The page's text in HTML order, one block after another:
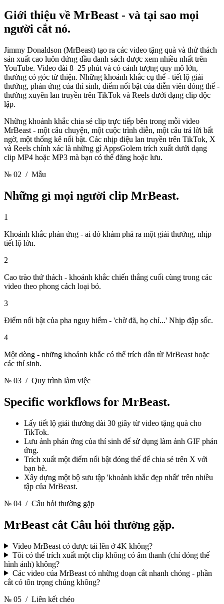
Giới thiệu về MrBeast - và tại sao mọi
người cắt nó.
Jimmy Donaldson (MrBeast) tạo ra các video tặng quà và thử thách
sản xuất cao luôn đứng đầu danh sách được xem nhiều nhất trên
YouTube. Video dài 8–25 phút và có cảnh tượng quy mô lớn,
thường có góc từ thiện. Những khoảnh khắc cụ thể - tiết lộ giải
thưởng, phản ứng của thí sinh, điểm nổi bật của diễn viên đóng thế -
thường xuyên lan truyền trên TikTok và Reels dưới dạng clip độc
lập.
Những khoảnh khắc chia sẻ clip trực tiếp bên trong mỗi video
MrBeast - một câu chuyện, một cuộc trình diễn, một câu trả lời bất
ngờ, một thống kê nổi bật. Các nhịp điệu lan truyền trên TikTok, X
và Reels chính xác là những gì AppsGolem trích xuất dưới dạng
clip MP4 hoặc MP3 mà bạn có thể đăng hoặc lưu.
№ 02 / Mẫu
Những gì mọi người clip MrBeast.
1
Khoảnh khắc phản ứng - ai đó khám phá ra một giải thưởng, nhịp
tiết lộ lớn.
2
Cao trào thử thách - khoảnh khắc chiến thắng cuối cùng trong các
video theo phong cách loại bỏ.
3
Điểm nổi bật của pha nguy hiểm - 'chờ đã, họ chỉ...' Nhịp đập sốc.
4
Một dòng - những khoảnh khắc có thể trích dẫn từ MrBeast hoặc
các thí sinh.
№ 03 / Quy trình làm việc
Specific workflows for MrBeast.
Lấy tiết lộ giải thưởng dài 30 giây từ video tặng quà cho
TikTok.
Lưu ảnh phản ứng của thí sinh để sử dụng làm ảnh GIF phản
ứng.
Trích xuất một điểm nổi bật đóng thế để chia sẻ trên X với
bạn bè.
Xây dựng một bộ sưu tập 'khoảnh khắc đẹp nhất' trên nhiều
tập của MrBeast.
№ 04 / Câu hỏi thường gặp
MrBeast cắt Câu hỏi thường gặp.
Video MrBeast có được tải lên ở 4K không?
Tôi có thể trích xuất một clip không có âm thanh (chỉ đóng thế
hình ảnh) không?
Các video của MrBeast có những đoạn cắt nhanh chóng - phần
cắt có tôn trọng chúng không?
№ 05 / Liên kết chéo